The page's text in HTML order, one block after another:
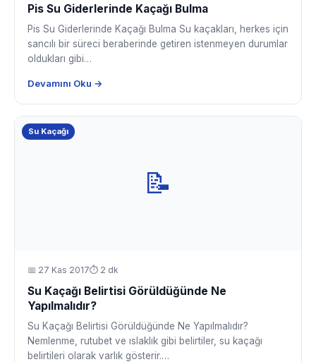
Pis Su Giderlerinde Kaçağı Bulma
Pis Su Giderlerinde Kaçağı Bulma Su kaçakları, herkes için
sancılı bir süreci beraberinde getiren istenmeyen durumlar
oldukları gibi…
Devamını Oku →
📝
Su Kaçağı
📅 27 Kas 2017⏱ 2 dk
Su Kaçağı Belirtisi Görüldüğünde Ne
Yapılmalıdır?
Su Kaçağı Belirtisi Görüldüğünde Ne Yapılmalıdır?
Nemlenme, rutubet ve ıslaklık gibi belirtiler, su kaçağı
belirtileri olarak varlık gösterir.…